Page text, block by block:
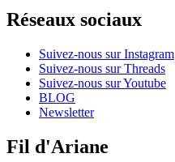
Réseaux sociaux
Suivez-nous sur Instagram
Suivez-nous sur Threads
Suivez-nous sur Youtube
BLOG
Newsletter
Fil d'Ariane